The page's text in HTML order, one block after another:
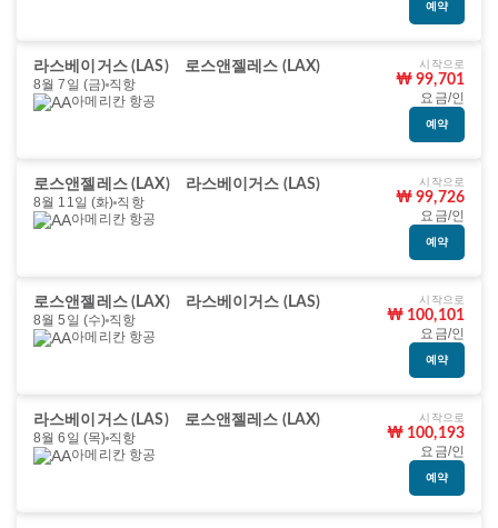
예약
라스베이거스 (LAS)
로스앤젤레스 (LAX)
8월 7일 (금) 직항
아메리칸 항공
시작으로
₩ 99,701
요금/인
예약
로스앤젤레스 (LAX)
라스베이거스 (LAS)
8월 11일 (화) 직항
아메리칸 항공
시작으로
₩ 99,726
요금/인
예약
로스앤젤레스 (LAX)
라스베이거스 (LAS)
8월 5일 (수) 직항
아메리칸 항공
시작으로
₩ 100,101
요금/인
예약
라스베이거스 (LAS)
로스앤젤레스 (LAX)
8월 6일 (목) 직항
아메리칸 항공
시작으로
₩ 100,193
요금/인
예약